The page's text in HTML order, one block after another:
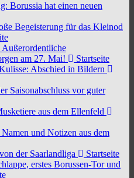
Borussia hat einen neuen
Begeisterung für das Kleinod
am 27. Mai!
Startseite
Abschied in Bildern
Saisonabschluss vor guter
aus dem Ellenfeld
und Notizen aus dem
der Saarlandliga
Startseite
erstes Borussen-Tor und